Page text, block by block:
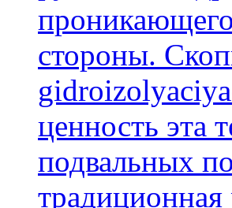
стороны.
ценность эта
подвальных